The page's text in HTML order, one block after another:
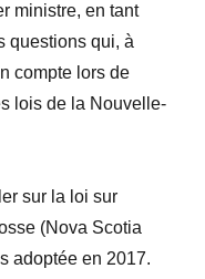
ministre, en tant
questions qui, à
compte lors de
lois de la Nouvelle-
sur la loi sur
(Nova Scotia
adoptée en 2017.